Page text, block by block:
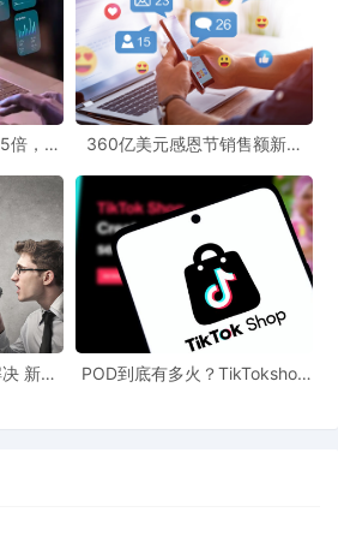
倍，
360亿美元感恩节销售额新纪
新风潮！
新手
POD到底有多火？TikTokshop